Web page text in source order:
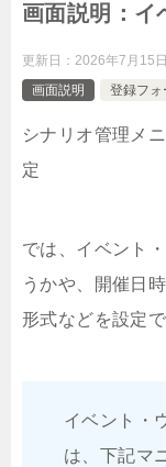
画面説明：イ
更新日： 2026年7月15日
画面説明
登録フォ
シナリオ管理メ
定
では、イベント
うかや、開催日
形式などを設定で
イベント・
は、下記マ